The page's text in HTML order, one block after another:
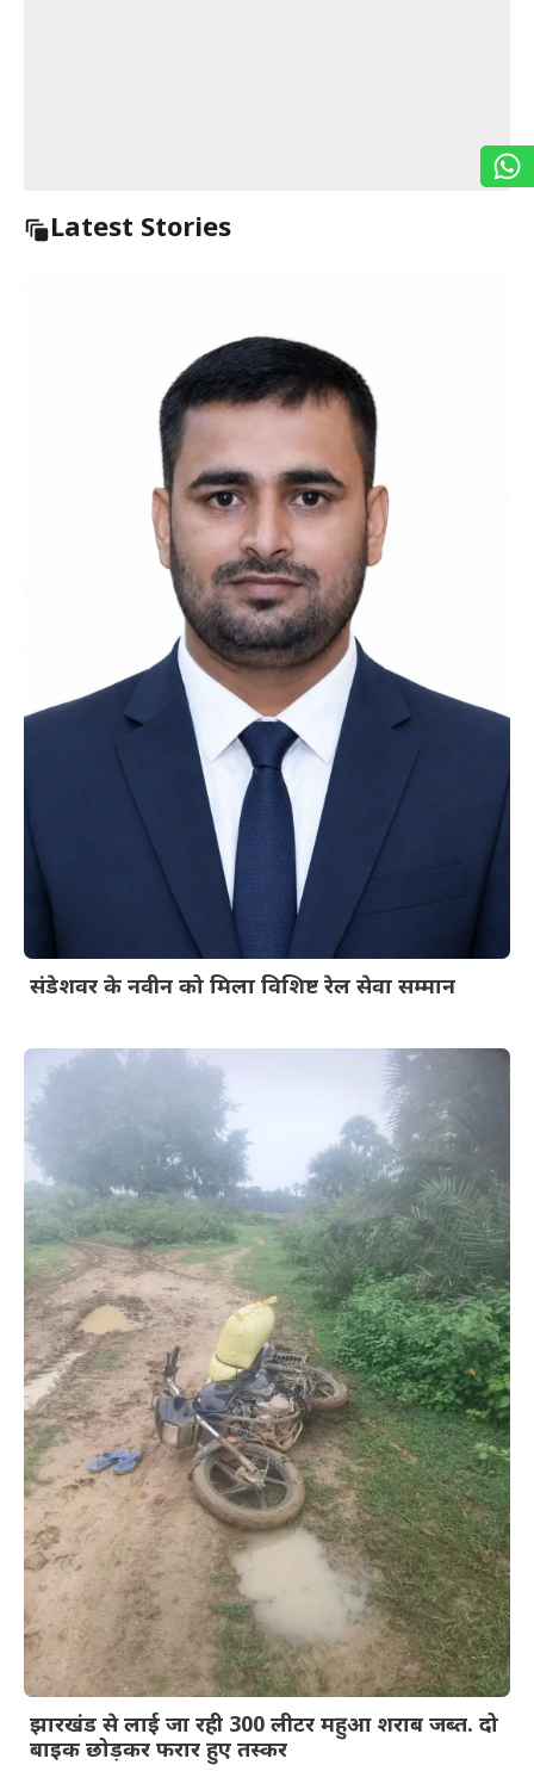
Latest Stories
संडेशवर के नवीन को मिला विशिष्ट रेल सेवा सम्मान
झारखंड से लाई जा रही 300 लीटर महुआ शराब जब्त. दो
बाइक छोड़कर फरार हुए तस्कर